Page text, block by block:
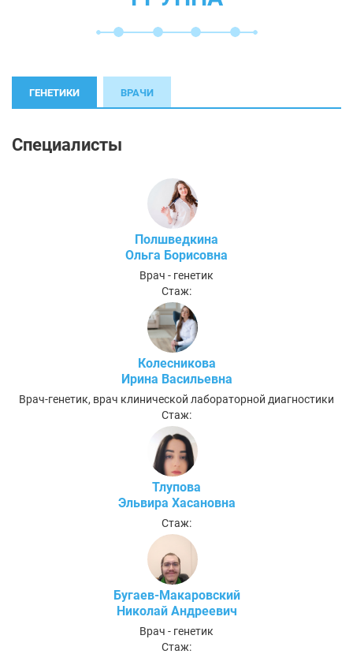
ГЕНЕТИКИ ВРАЧИ
Специалисты
Полшведкина
Ольга Борисовна
Врач - генетик
Стаж:
Колесникова
Ирина Васильевна
Врач-генетик, врач клинической лабораторной диагностики
Стаж:
Тлупова
Эльвира Хасановна
Стаж:
Бугаев-Макаровский
Николай Андреевич
Врач - генетик
Стаж: